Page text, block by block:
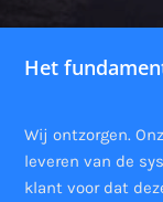
Het
Wij ontzorgen.
leveren van de
klant voor dat